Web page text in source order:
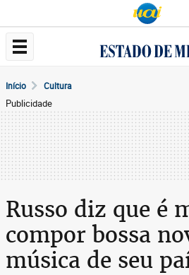
Início Cultura
Publicidade
Russo diz que é
compor bossa
música de seu